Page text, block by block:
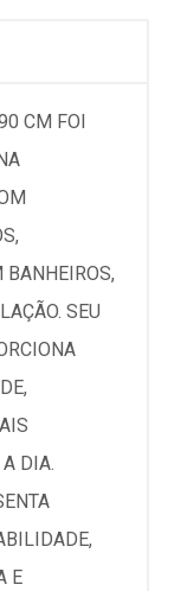
CM FOI
BANHEIROS,
SEU
DIA.
E